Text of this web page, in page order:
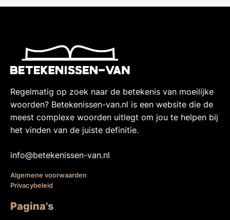
Regelmatig op zoek naar de betekenis van moeilijke
woorden? Betekenissen-van.nl is een website die de
meest complexe woorden uitlegt om jou te helpen bij
het vinden van de juiste definitie.
info@betekenissen-van.nl
Algemene voorwaarden
Privacybeleid
Pagina's